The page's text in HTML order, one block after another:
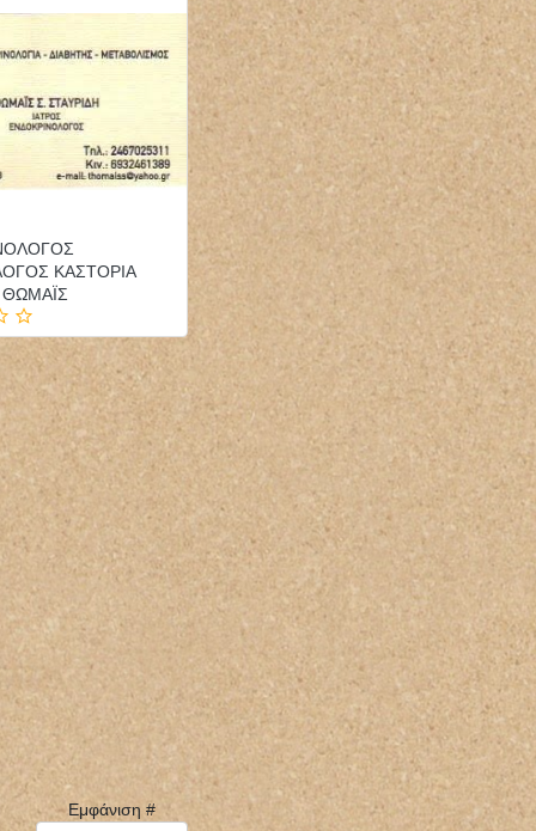
ΚΑΣΤΟΡΙΑ
ΘΩΜΑΪΣ
Εμφάνιση #